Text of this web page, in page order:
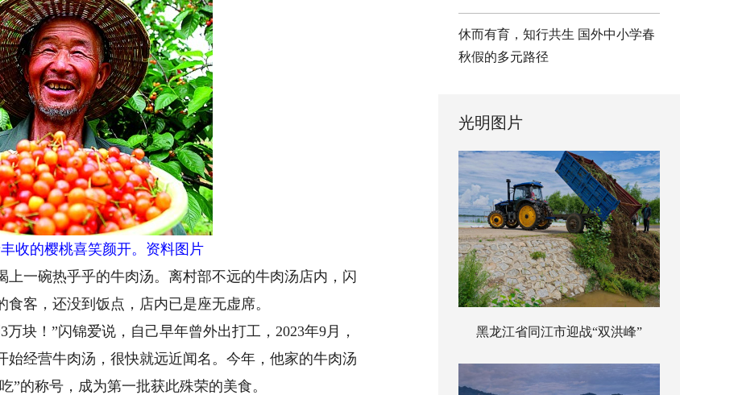
收的樱桃喜笑颜开。资料图片
一碗热乎乎的牛肉汤。离村部不远的牛肉汤店内，闪
客，还没到饭点，店内已是座无虚席。
！”闪锦爱说，自己早年曾外出打工，2023年9月，
经营牛肉汤，很快就远近闻名。今年，他家的牛肉汤
”的称号，成为第一批获此殊荣的美食。
休而有育，知行共生 国外中小学春
秋假的多元路径
光明图片
黑龙江省同江市迎战“双洪峰”